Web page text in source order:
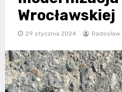
Wrocławskiej
29 stycznia 2024